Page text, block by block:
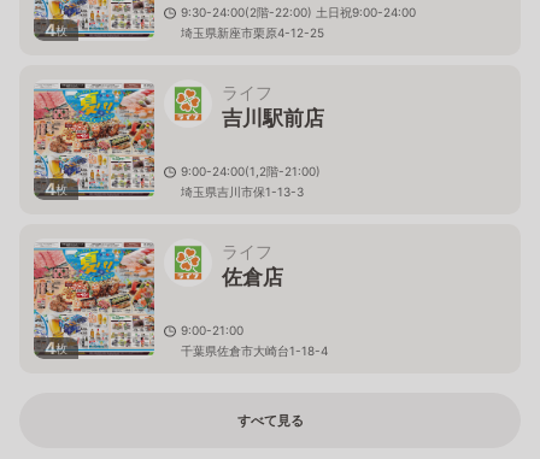
4枚
9:30-24:00(2階-22:00) 土日祝9:00-24:00
埼玉県新座市栗原4-12-25
4枚
ライフ
吉川駅前店
9:00-24:00(1,2階-21:00)
埼玉県吉川市保1-13-3
4枚
ライフ
佐倉店
9:00-21:00
千葉県佐倉市大崎台1-18-4
すべて見る